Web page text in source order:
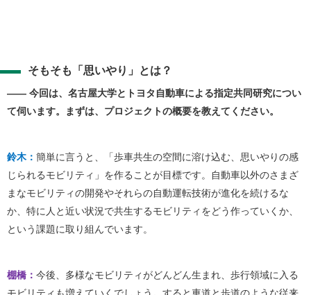
そもそも「思いやり」とは？
―― 今回は、名古屋大学とトヨタ自動車による指定共同研究につい
て伺います。まずは、プロジェクトの概要を教えてください。
鈴木： 簡単に言うと、「歩車共生の空間に溶け込む、思いやりの感
じられるモビリティ」を作ることが目標です。自動車以外のさまざ
まなモビリティの開発やそれらの自動運転技術が進化を続けるな
か、特に人と近い状況で共生するモビリティをどう作っていくか、
という課題に取り組んでいます。
棚橋： 今後、多様なモビリティがどんどん生まれ、歩行領域に入る